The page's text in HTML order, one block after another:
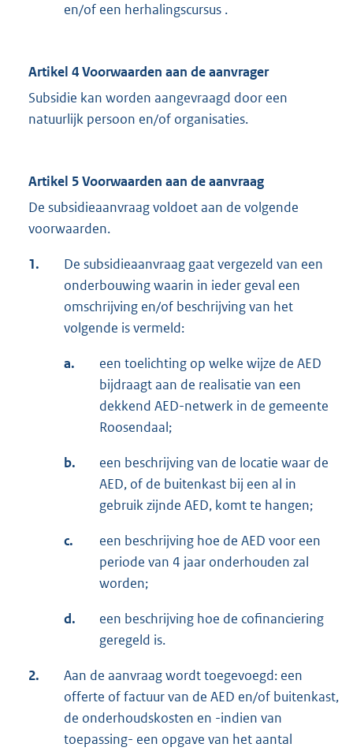
en/of een herhalingscursus .
Artikel 4 Voorwaarden aan de aanvrager
Subsidie kan worden aangevraagd door een
natuurlijk persoon en/of organisaties.
Artikel 5 Voorwaarden aan de aanvraag
De subsidieaanvraag voldoet aan de volgende
voorwaarden.
1.
De subsidieaanvraag gaat vergezeld van een
onderbouwing waarin in ieder geval een
omschrijving en/of beschrijving van het
volgende is vermeld:
a.
een toelichting op welke wijze de AED
bijdraagt aan de realisatie van een
dekkend AED-netwerk in de gemeente
Roosendaal;
b.
een beschrijving van de locatie waar de
AED, of de buitenkast bij een al in
gebruik zijnde AED, komt te hangen;
c.
een beschrijving hoe de AED voor een
periode van 4 jaar onderhouden zal
worden;
d.
een beschrijving hoe de cofinanciering
geregeld is.
2.
Aan de aanvraag wordt toegevoegd: een
offerte of factuur van de AED en/of buitenkast,
de onderhoudskosten en -indien van
toepassing- een opgave van het aantal